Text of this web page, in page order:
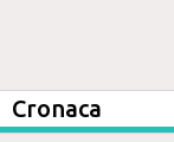
Cronaca